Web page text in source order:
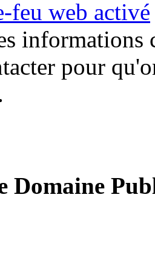
feu web activé
informations
pour
Domaine